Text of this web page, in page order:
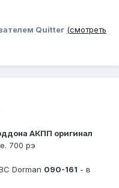
Quitter (смотреть
АКПП оригинал
700 рэ
Dorman 090-161 - в